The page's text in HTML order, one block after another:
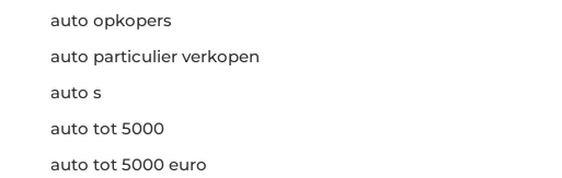
auto opkopers
auto particulier verkopen
auto s
auto tot 5000
auto tot 5000 euro